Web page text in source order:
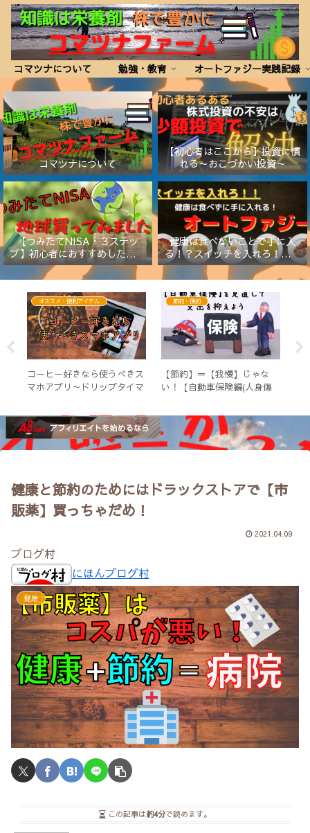
コマツナについて 勉強・教育 オートファジー実践記録
コマツナについて
【初心者はここから】投資に慣
れる～おこづかい投資～
【つみたてNISA・３ステッ
プ】初心者におすすめしたい証
券会社と商品
健康は食べないことで手に入
る！？スイッチを入れろ！【オ
ートファジー】
オススメ・便利アイテム
コーヒー好きなら使うべきス
マホアプリ～ドリップタイマ
節約・倹約
【節約】＝【我慢】じゃな
い！【自動車保険編(人身傷
健康と節約のためにはドラックストアで【市
販薬】買っちゃだめ！
2021.04.09
ブログ村
にほんブログ村
健康
この記事は約4分で読めます。